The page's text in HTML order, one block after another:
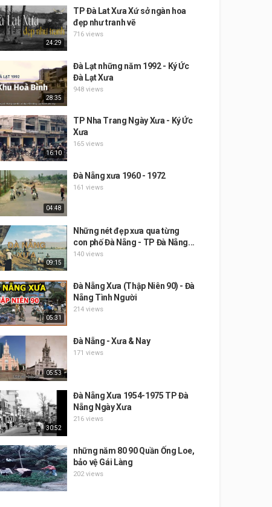
24:29
TP Đà Lat Xưa Xứ sở ngàn hoa
đẹp như tranh vẽ
716 views
28:35
Đà Lạt những năm 1992 - Ký Ức
Đà Lạt Xưa
948 views
16:10
TP Nha Trang Ngày Xưa - Ký Ức
Xưa
165 views
04:48
Đà Nẵng xưa 1960 - 1972
161 views
09:15
Những nét đẹp xưa qua từng
con phố Đà Nẵng - TP Đà Nẵng...
140 views
05:31
Đà Nẵng Xưa (Thập Niên 90) - Đà
Nẵng Tình Người
214 views
05:53
Đà Nẵng - Xưa & Nay
171 views
30:52
Đà Nẵng Xưa 1954-1975 TP Đà
Nẵng Ngày Xưa
216 views
những năm 80 90 Quần Ống Loe,
bảo vệ Gái Làng
202 views